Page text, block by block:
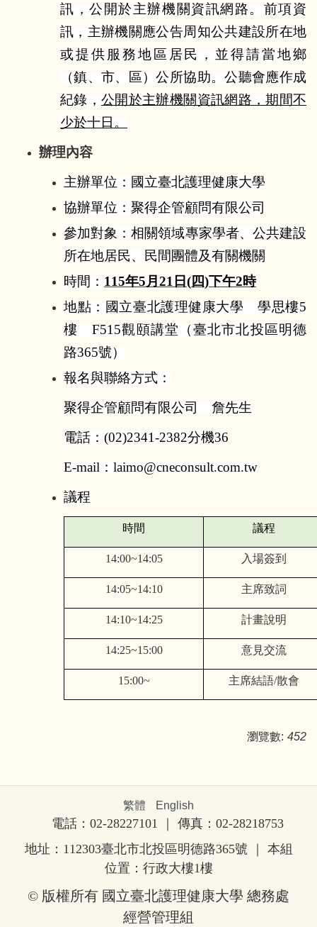
訊，公開於主辦機關資訊網路。前項資
訊，主辦機關應公告周知公共建設所在地
或提供服務地區居民，並得請當地鄉
（鎮、市、區）公所協助。公聽會應作成
紀錄，公開於主辦機關資訊網路，期間不
少於十日。
辦理內容
主辦單位：國立臺北護理健康大學
協辦單位：聚得企管顧問有限公司
參加對象：相關領域專家學者、公共建設
所在地居民、民間團體及有關機關
時間： 115年5月 21 日(四)下午2時
地點：國立臺北護理健康大學 學思樓5
樓F515觀頤講堂（臺北市北投區明德
路365號）
報名與聯絡方式：
聚得企管顧問有限公司 詹先生
電話： (02)2341-2382分機36
E-mail ： laimo@cneconsult.com.tw
議程
時間 議程
14:00~14:05 入場簽到
14:05~14:10 主席致詞
14:10~14:25 計畫說明
14:25~15:00 意見交流
15:00~ 主席結語/散會
瀏覽數: 452
繁體 English
電話：02-28227101 ｜ 傳真：02-28218753
地址：112303臺北市北投區明德路365號
｜ 本組
位置：行政大樓1樓
© 版權所有 國立臺北護理健康大學 總務處
經營管理組